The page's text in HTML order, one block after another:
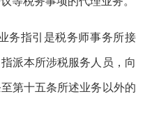
务指引是税务师事务所接
派本所涉税服务人员，向
第十五条所述业务以外的